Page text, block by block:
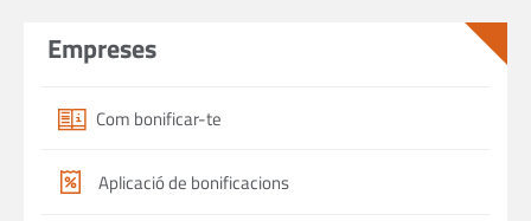
Empreses
Com bonificar-te
Aplicació de bonificacions